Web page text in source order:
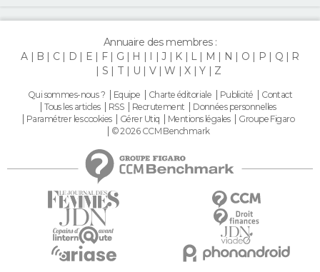
Annuaire des membres :
A
B C D E F G H I J K L M N O P Q
R
S
T U V W X Y Z
Qui sommes-nous ? Equipe Charte éditoriale Publicité
Contact
Tous les articles
RSS Recrutement
Données personnelles
Paramétrer les cookies
Gérer Utiq Mentions légales
Groupe Figaro
© 2026 CCM Benchmark